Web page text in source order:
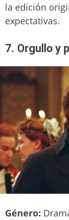
la edición
expectativas.
7. Orgullo y
Género: